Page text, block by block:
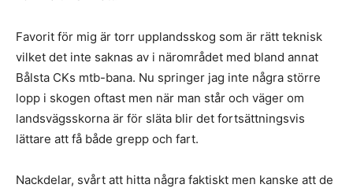
Favorit för mig är torr upplandsskog som är rätt teknisk
vilket det inte saknas av i närområdet med bland annat
Bålsta CKs mtb-bana. Nu springer jag inte några större
lopp i skogen oftast men när man står och väger om
landsvägsskorna är för släta blir det fortsättningsvis
lättare att få både grepp och fart.
Nackdelar, svårt att hitta några faktiskt men kanske att de